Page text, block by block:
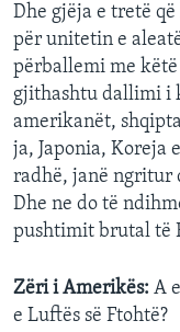
Dhe gjëja e tretë
për unitetin e
përballemi me këtë
gjithashtu dallimi i
amerikanët,
ja, Japonia, Koreja
radhë, janë ngritur
Dhe ne do të
pushtimit brutal të
Zëri i Amerikës: A
e Luftës së Ftohtë?